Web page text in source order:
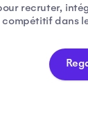
recruter,
compétitif dans